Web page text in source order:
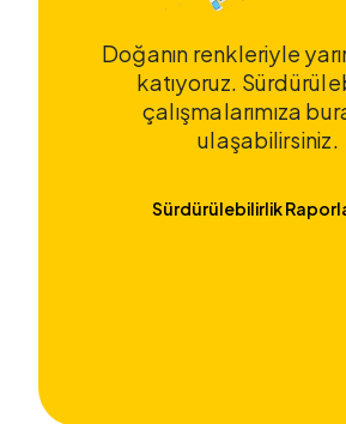
Doğanın renkleriyle
katıyoruz.
çalışmalarımıza
ulaşabilirsiniz.
Sürdürülebilirlik